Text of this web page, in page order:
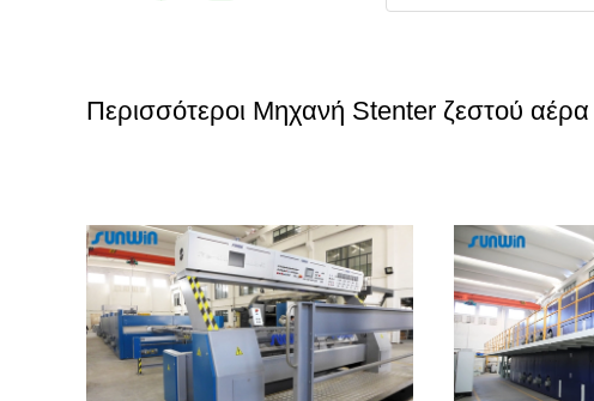
Περισσότεροι Μηχανή Stenter ζεστού αέρα